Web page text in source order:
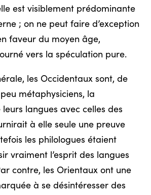
est visiblement prédominante
; on ne peut faire d’exception
faveur du moyen âge,
vers la spéculation pure.
les Occidentaux sont, de
métaphysiciens, la
langues avec celles des
à elle seule une preuve
les philologues étaient
vraiment l’esprit des langues
contre, les Orientaux ont une
à se désintéresser des